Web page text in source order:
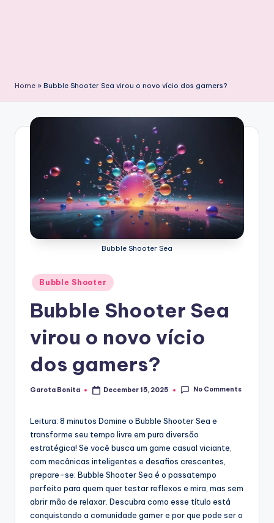
Home » Bubble Shooter Sea virou o novo vício dos gamers?
Bubble Shooter Sea
Posted
in
Bubble Shooter
Bubble Shooter Sea
virou o novo vício
dos gamers?
Posted
Garota Bonita December 15, 2025 No Comments
Leitura: 8 minutos Domine o Bubble Shooter Sea e
transforme seu tempo livre em pura diversão
estratégica! Se você busca um game casual viciante,
com mecânicas inteligentes e desafios crescentes,
prepare-se: Bubble Shooter Sea é o passatempo
perfeito para quem quer testar reflexos e mira, mas sem
abrir mão de relaxar. Descubra como esse título está
conquistando a comunidade gamer e por que pode ser o